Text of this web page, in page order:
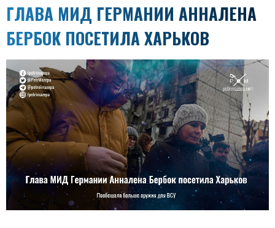
ГЛАВА МИД ГЕРМАНИИ АННАЛЕНА
БЕРБОК ПОСЕТИЛА ХАРЬКОВ